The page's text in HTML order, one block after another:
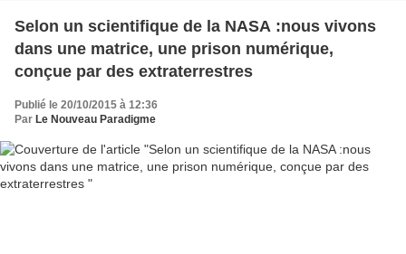
Selon un scientifique de la NASA :nous vivons
dans une matrice, une prison numérique,
conçue par des extraterrestres
Publié le 20/10/2015 à 12:36
Par Le Nouveau Paradigme